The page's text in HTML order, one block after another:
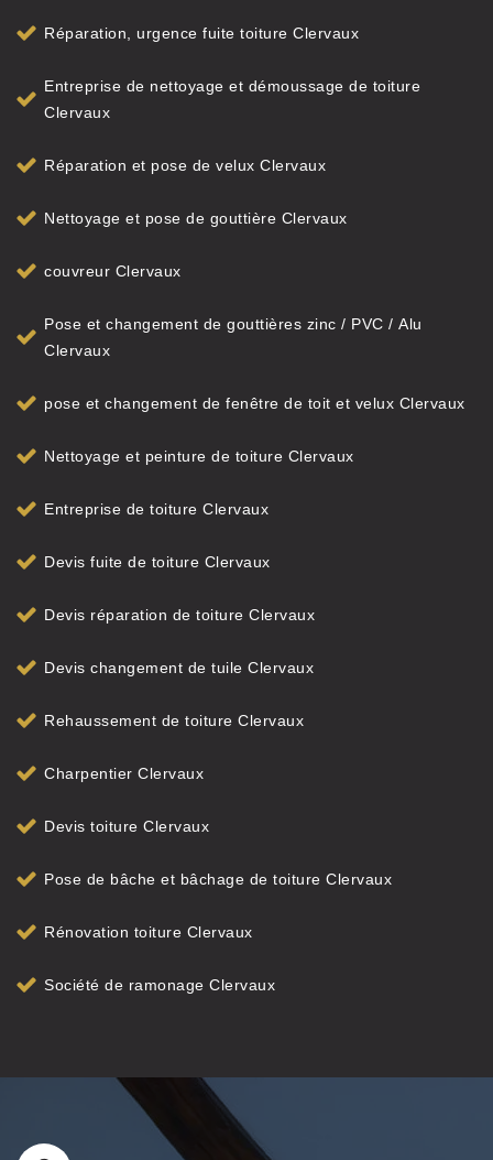
Réparation, urgence fuite toiture Clervaux
Entreprise de nettoyage et démoussage de toiture
Clervaux
Réparation et pose de velux Clervaux
Nettoyage et pose de gouttière Clervaux
couvreur Clervaux
Pose et changement de gouttières zinc / PVC / Alu
Clervaux
pose et changement de fenêtre de toit et velux Clervaux
Nettoyage et peinture de toiture Clervaux
Entreprise de toiture Clervaux
Devis fuite de toiture Clervaux
Devis réparation de toiture Clervaux
Devis changement de tuile Clervaux
Rehaussement de toiture Clervaux
Charpentier Clervaux
Devis toiture Clervaux
Pose de bâche et bâchage de toiture Clervaux
Rénovation toiture Clervaux
Société de ramonage Clervaux